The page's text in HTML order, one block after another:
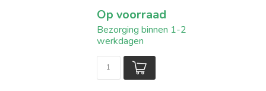
Op voorraad
Bezorging binnen 1-2
werkdagen